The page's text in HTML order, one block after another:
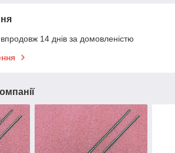
14 днів за домовленістю